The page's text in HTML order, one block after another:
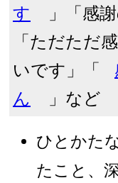
す
」「感
「ただただ
いです」「
ん
」など
ひとかた
たこと、